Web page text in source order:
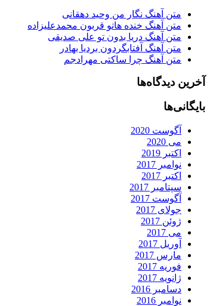
متن آهنگ نگار من وحید دهقانی
متن آهنگ خنده هاتو قربون محمدعلیزاده
متن آهنگ دریا بدون تو علی صدیقی
متن آهنگ آفتابگردون بردیا بهادر
متن آهنگ چرا ساکتی مهرادجم
آخرین دیدگاه‌ها
بایگانی‌ها
آگوست 2020
می 2020
اکتبر 2019
نوامبر 2017
اکتبر 2017
سپتامبر 2017
آگوست 2017
جولای 2017
ژوئن 2017
می 2017
آوریل 2017
مارس 2017
فوریه 2017
ژانویه 2017
دسامبر 2016
نوامبر 2016